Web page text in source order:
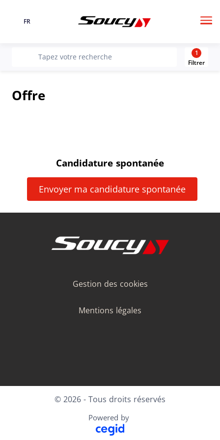
Langue
FR
recherche
Tapez votre recherche
1
Filtrer
Offre
Candidature spontanée
Envoyer ma candidature spontanée
Gestion des cookies
Mentions légales
© 2026 - Tous droits réservés
Powered by